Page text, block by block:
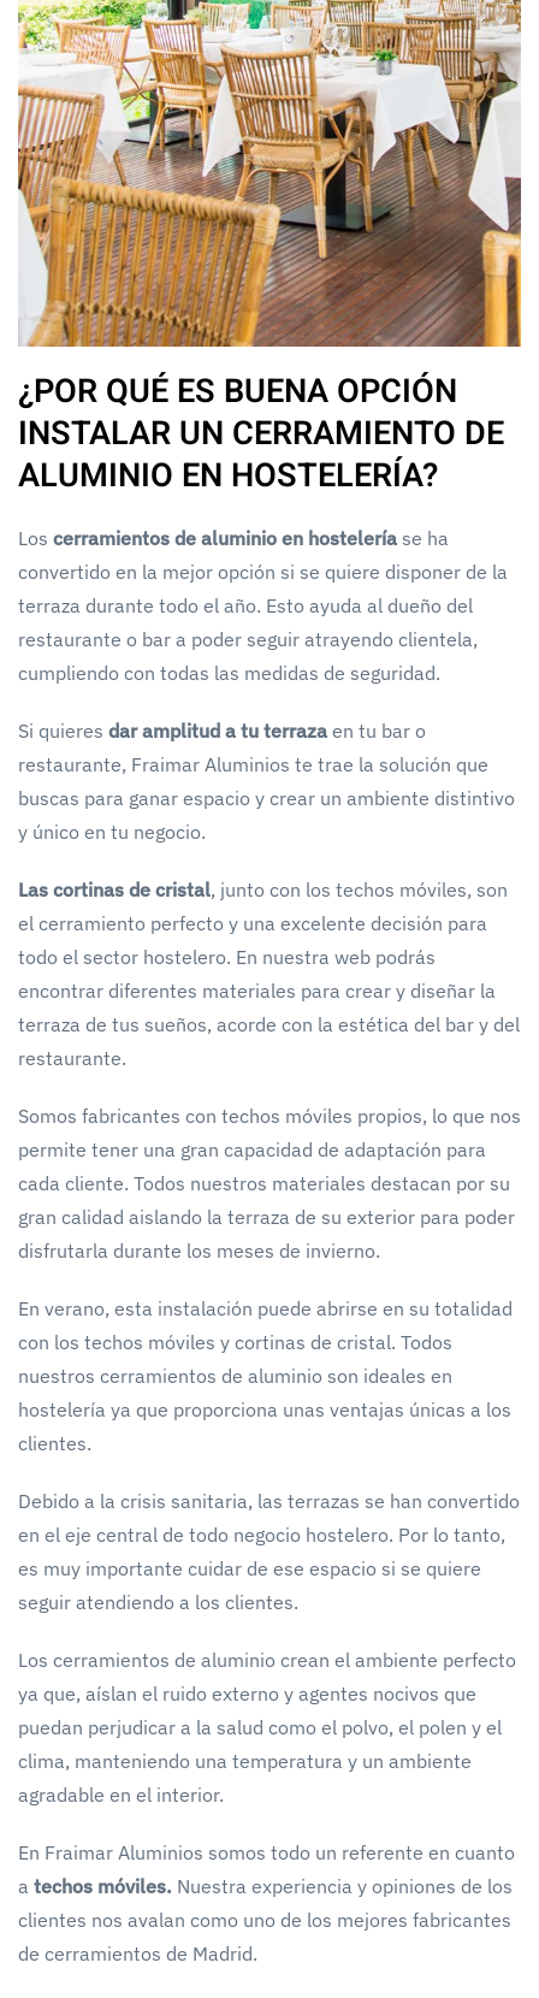
¿POR QUÉ ES BUENA OPCIÓN
INSTALAR UN CERRAMIENTO DE
ALUMINIO EN HOSTELERÍA?
Los cerramientos de aluminio en hostelería se ha
convertido en la mejor opción si se quiere disponer de la
terraza durante todo el año. Esto ayuda al dueño del
restaurante o bar a poder seguir atrayendo clientela,
cumpliendo con todas las medidas de seguridad.
Si quieres dar amplitud a tu terraza en tu bar o
restaurante, Fraimar Aluminios te trae la solución que
buscas para ganar espacio y crear un ambiente distintivo
y único en tu negocio.
Las cortinas de cristal, junto con los techos móviles, son
el cerramiento perfecto y una excelente decisión para
todo el sector hostelero. En nuestra web podrás
encontrar diferentes materiales para crear y diseñar la
terraza de tus sueños, acorde con la estética del bar y del
restaurante.
Somos fabricantes con techos móviles propios, lo que nos
permite tener una gran capacidad de adaptación para
cada cliente. Todos nuestros materiales destacan por su
gran calidad aislando la terraza de su exterior para poder
disfrutarla durante los meses de invierno.
En verano, esta instalación puede abrirse en su totalidad
con los techos móviles y cortinas de cristal. Todos
nuestros cerramientos de aluminio son ideales en
hostelería ya que proporciona unas ventajas únicas a los
clientes.
Debido a la crisis sanitaria, las terrazas se han convertido
en el eje central de todo negocio hostelero. Por lo tanto,
es muy importante cuidar de ese espacio si se quiere
seguir atendiendo a los clientes.
Los cerramientos de aluminio crean el ambiente perfecto
ya que, aíslan el ruido externo y agentes nocivos que
puedan perjudicar a la salud como el polvo, el polen y el
clima, manteniendo una temperatura y un ambiente
agradable en el interior.
En Fraimar Aluminios somos todo un referente en cuanto
a techos móviles. Nuestra experiencia y opiniones de los
clientes nos avalan como uno de los mejores fabricantes
de cerramientos de Madrid.